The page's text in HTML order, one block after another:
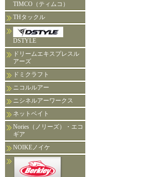
TIMCO（ティムコ）
THタックル
DSTYLE
ドリームエキスプレスル
アーズ
ドミクラフト
ニコルルアー
ニシネルアーワークス
ネットベイト
Nories（ノリーズ）・エコ
ギア
NOIKEノイケ